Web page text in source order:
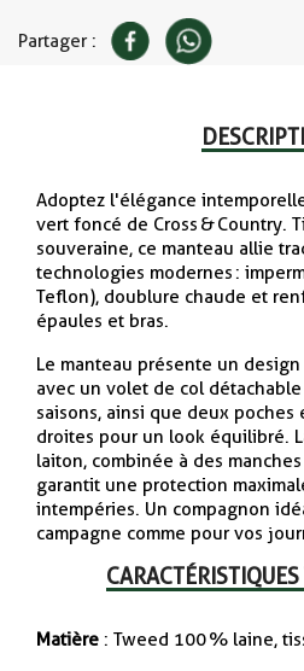
Partager :
Adoptez l'élégance
vert foncé de Cross & Country.
souveraine, ce manteau allie
technologies modernes :
Teflon), doublure chaude et
épaules et bras.
Le manteau présente un
avec un volet de col
saisons, ainsi que deux
droites pour un look équilibré.
laiton, combinée à des
garantit une protection
intempéries. Un compagnon
campagne comme pour vos
Matière : Tweed 100 % laine,